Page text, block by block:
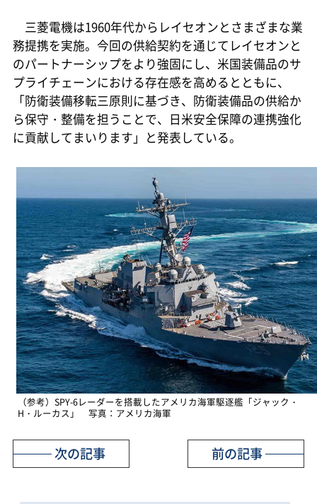
三菱電機は1960年代からレイセオンとさまざまな業
務提携を実施。今回の供給契約を通じてレイセオンと
のパートナーシップをより強固にし、米国装備品のサ
プライチェーンにおける存在感を高めるとともに、
「防衛装備移転三原則に基づき、防衛装備品の供給か
ら保守・整備を担うことで、日米安全保障の連携強化
に貢献してまいります」と発表している。
（参考）SPY-6レーダーを搭載したアメリカ海軍駆逐艦「ジャック・
H・ルーカス」 写真：アメリカ海軍
前の記事
次の記事